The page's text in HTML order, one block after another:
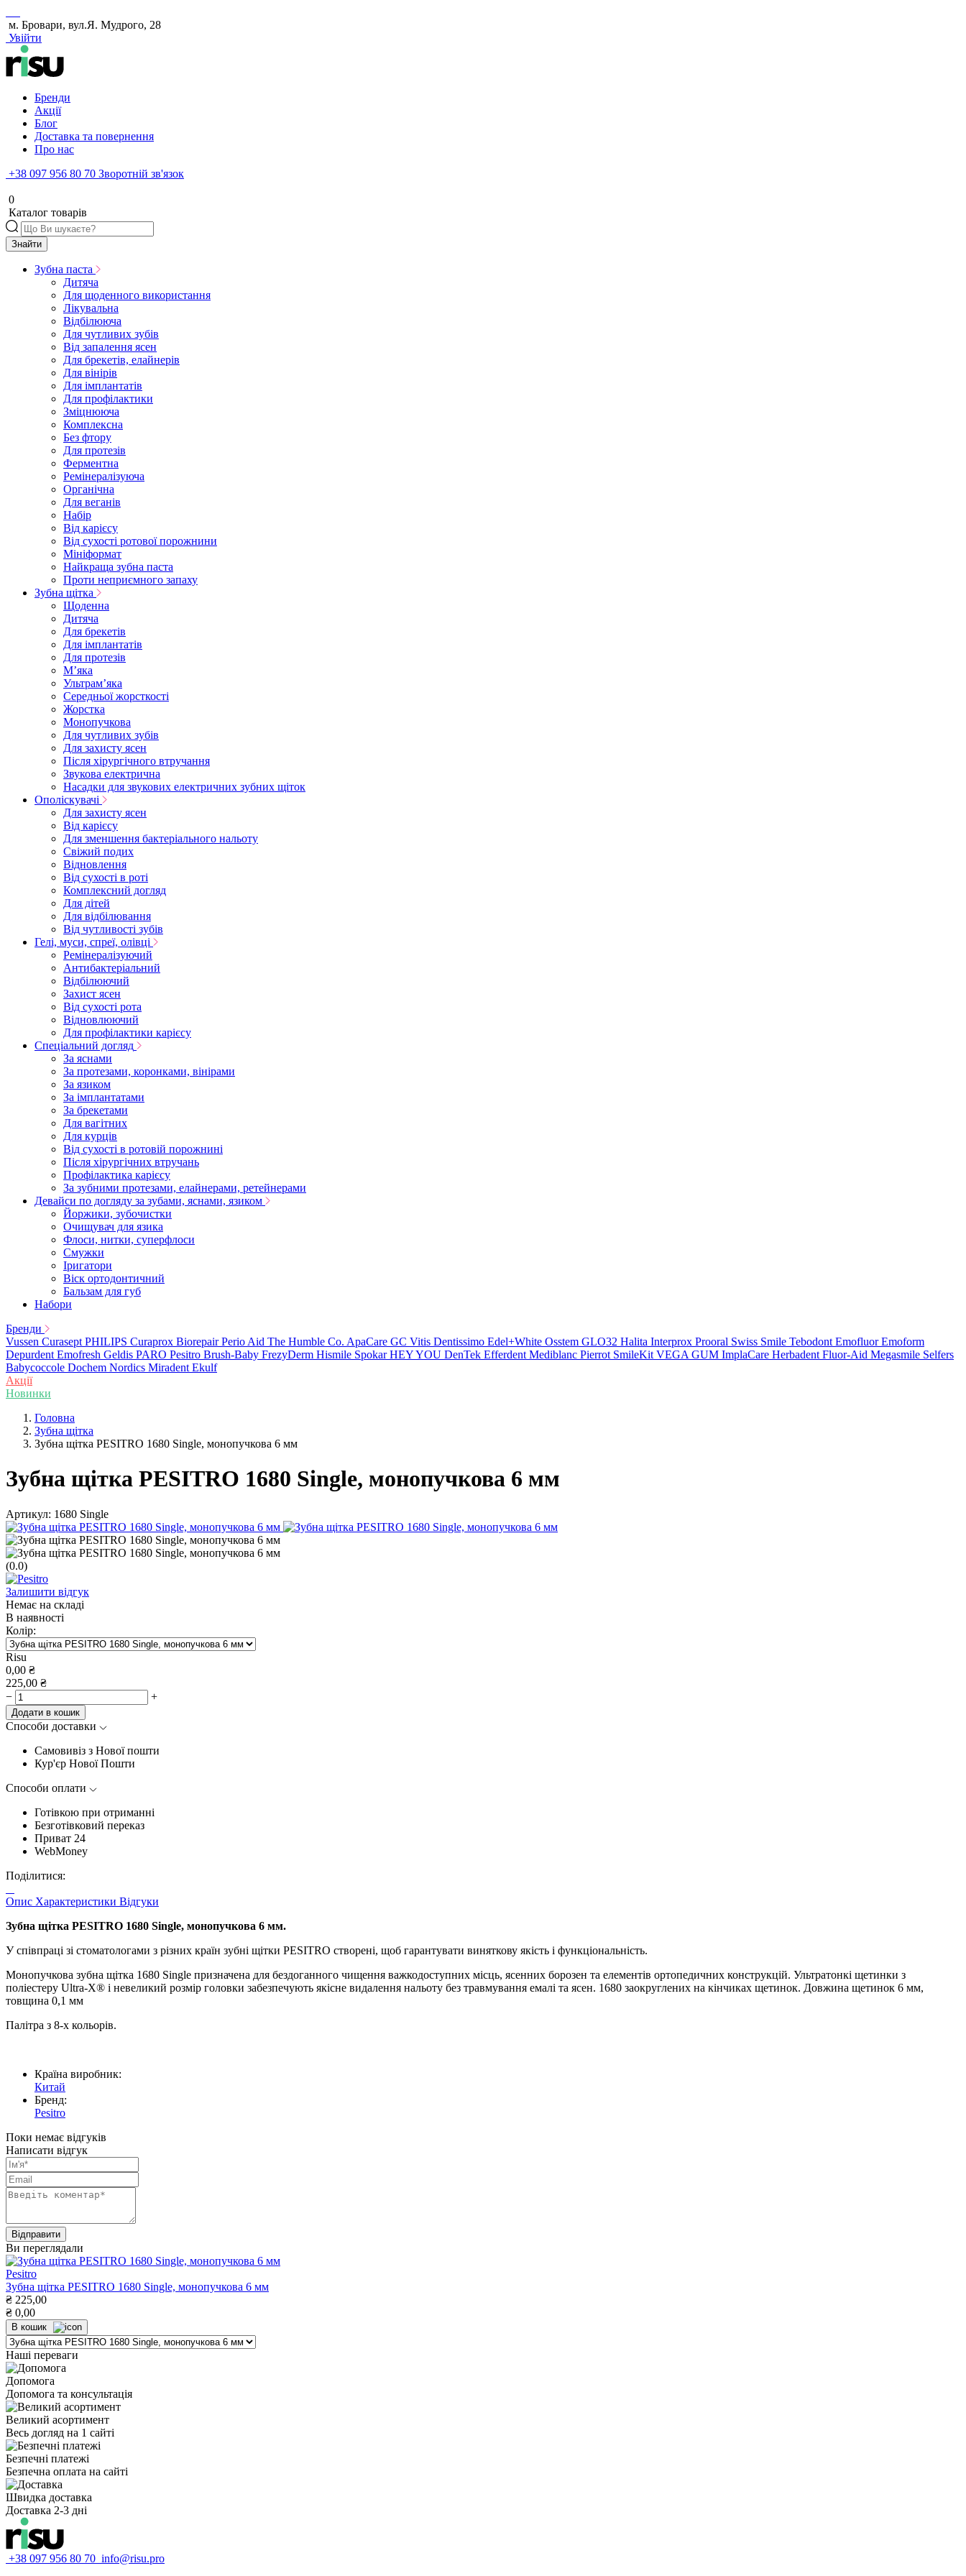
м. Бровари, вул.Я. Мудрого, 28
Увійти
Бренди
Акції
Блог
Доставка та повернення
Про нас
+38 097 956 80 70 Зворотній зв'язок
0
Каталог товарів
Знайти
Зубна паста
Дитяча
Для щоденного використання
Лікувальна
Відбілююча
Для чутливих зубів
Від запалення ясен
Для брекетів, елайнерів
Для вінірів
Для імплантатів
Для профілактики
Зміцнююча
Комплексна
Без фтору
Для протезів
Ферментна
Ремінералізуюча
Органічна
Для веганів
Набір
Від карієсу
Від сухості ротової порожнини
Мініформат
Найкраща зубна паста
Проти неприємного запаху
Зубна щітка
Щоденна
Дитяча
Для брекетів
Для імплантатів
Для протезів
Мʼяка
Ультрамʼяка
Середньої жорсткості
Жорстка
Монопучкова
Для чутливих зубів
Для захисту ясен
Після хірургічного втручання
Звукова електрична
Насадки для звукових електричних зубних щіток
Ополіскувачі
Для захисту ясен
Від карієсу
Для зменшення бактеріального нальоту
Свіжий подих
Відновлення
Від сухості в роті
Комплексний догляд
Для дітей
Для відбілювання
Від чутливості зубів
Гелі, муси, спреї, олівці
Ремінералізуючий
Антибактеріальний
Відбілюючий
Захист ясен
Від сухості рота
Відновлюючий
Для профілактики карієсу
Спеціальний догляд
За яснами
За протезами, коронками, вінірами
За язиком
За імплантатами
За брекетами
Для вагітних
Для курців
Від сухості в ротовій порожнині
Після хірургічних втручань
Профілактика карієсу
За зубними протезами, елайнерами, ретейнерами
Девайси по догляду за зубами, яснами, язиком
Йоржики, зубочистки
Очищувач для язика
Флоси, нитки, суперфлоси
Смужки
Іригатори
Віск ортодонтичний
Бальзам для губ
Набори
Бренди
Vussen Curasept PHILIPS Curaprox Biorepair Perio Aid The Humble Co. ApaCare GC Vitis Dentissimo Edel+White Osstem GLO32 Halita Interprox Prooral Swiss Smile Tebodont Emofluor Emoform
Depurdent Emofresh Geldis PARO Pesitro Brush-Baby FrezyDerm Hismile Spokar HEY YOU DenTek Efferdent Mediblanc Pierrot SmileKit VEGA GUM ImplaCare Herbadent Fluor-Aid Megasmile Selfers
Babycoccole Dochem Nordics Miradent Ekulf
Акції
Новинки
Головна
Зубна щітка
Зубна щітка PESITRO 1680 Single, монопучкова 6 мм
Зубна щітка PESITRO 1680 Single, монопучкова 6 мм
Артикул: 1680 Single
(0.0)
Залишити відгук
Немає на складі
В наявності
Колір:
Risu
0,00 ₴
225,00 ₴
−
+
Додати в кошик
Способи доставки
Самовивіз з Нової пошти
Кур'єр Нової Пошти
Способи оплати
Готівкою при отриманні
Безготівковий переказ
Приват 24
WebMoney
Поділитися:
Опис Характеристики Відгуки
Зубна щітка PESITRO 1680 Single, монопучкова 6 мм.
У співпраці зі стоматологами з різних країн зубні щітки PESITRO створені, щоб гарантувати виняткову якість і функціональність.
Монопучкова зубна щітка 1680 Single призначена для бездоганного чищення важкодоступних місць, ясенних борозен та елементів ортопедичних конструкцій. Ультратонкі щетинки з
поліестеру Ultra-X® і невеликий розмір головки забезпечують якісне видалення нальоту без травмування емалі та ясен. 1680 заокруглених на кінчиках щетинок. Довжина щетинок 6 мм,
товщина 0,1 мм
Палітра з 8-х кольорів.
Країна виробник:
Китай
Бренд:
Pesitro
Поки немає відгуків
Написати відгук
Ви переглядали
Pesitro
Зубна щітка PESITRO 1680 Single, монопучкова 6 мм
₴ 225,00
₴ 0,00
В кошик
Наші переваги
Допомога
Допомога та консультація
Великий асортимент
Весь догляд на 1 сайті
Безпечні платежі
Безпечна оплата на сайті
Швидка доставка
Доставка 2-3 дні
+38 097 956 80 70 info@risu.pro